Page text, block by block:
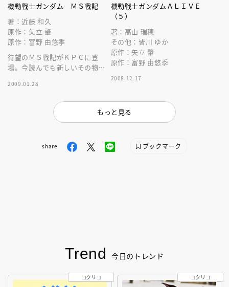
機動戦士ガンダム ＭＳ戦記
著：近藤 和久
原作：矢立 肇
原作：富野 由悠季
待望のＭＳ戦記がＫＰＣに登
場。今読んでも新しいその物語
る！
2009.01.28
機動戦士ガンダムＡＬＩＶＥ
（５）
著：高山 瑞穂
その他：皆川 ゆか
原作：矢立 肇
原作：富野 由悠季
2008.12.17
もっと見る
share ブックマーク
Trend 今日のトレンド
コクリコ コクリコ